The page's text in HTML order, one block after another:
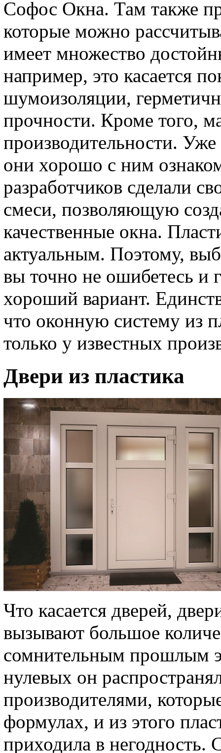
Софос Окна. Там также
которые можно
имеет множество
например, это касается
шумоизоляции,
прочности. Кроме того,
производительности.
они хорошо с ним
разработчиков сделали
смеси, позволяющую
качественные окна.
актуальным. Поэтому,
вы точно не ошибетесь и
хороший вариант.
что оконную систему из
только у известных
Двери из пластика
Что касается дверей,
вызывают большое
сомнительным прошлым
нулевых он
производителями,
формулах, и из этого
приходила в негодность.